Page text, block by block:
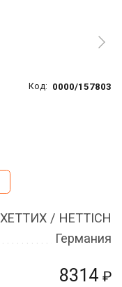
Код: 0000/157803
8314 ₽
ХЕТТИХ / HETTICH
Германия